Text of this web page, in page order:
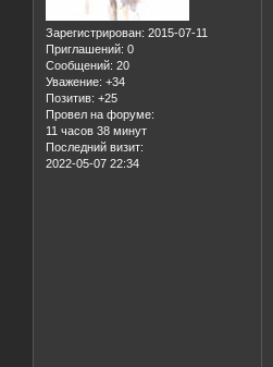
Зарегистрирован: 2015-07-11
Приглашений: 0
Сообщений: 20
Уважение: +34
Позитив: +25
Провел на форуме:
11 часов 38 минут
Последний визит:
2022-05-07 22:34